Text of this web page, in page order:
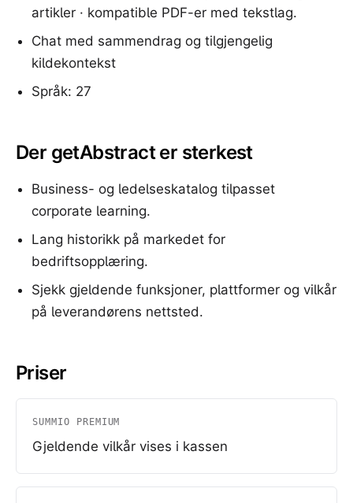
artikler · kompatible PDF-er med tekstlag.
Chat med sammendrag og tilgjengelig
kildekontekst
Språk: 27
Der getAbstract er sterkest
Business- og ledelseskatalog tilpasset
corporate learning.
Lang historikk på markedet for
bedriftsopplæring.
Sjekk gjeldende funksjoner, plattformer og vilkår
på leverandørens nettsted.
Priser
SUMMIO PREMIUM
Gjeldende vilkår vises i kassen